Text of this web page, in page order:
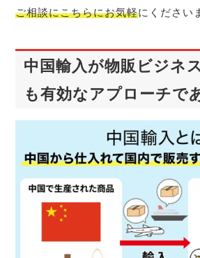
ご相談にこちらにお気軽にください
中国輸入が物販ビジネ
も有効なアプローチで